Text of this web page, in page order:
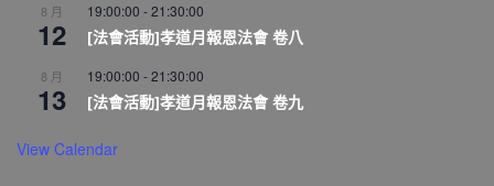
8 月
12
19:00:00 -21:30:00
[法會活動]孝道月報恩法會 卷八
8 月
13
19:00:00 -21:30:00
[法會活動]孝道月報恩法會 卷九
View Calendar